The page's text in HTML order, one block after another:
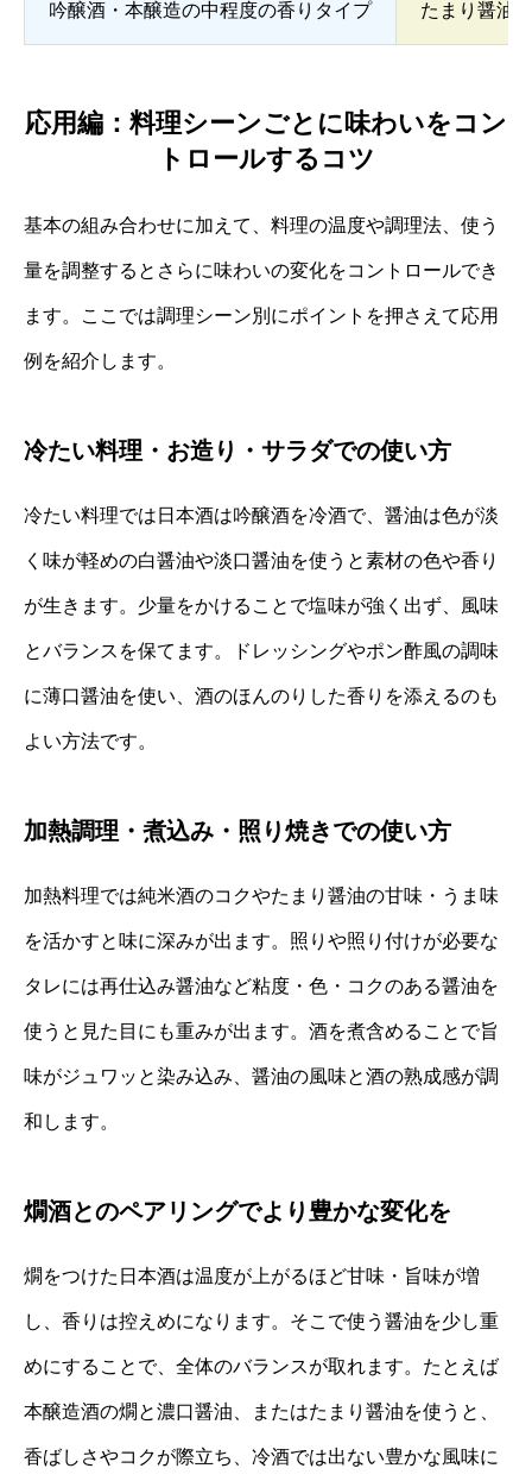
吟醸酒・本醸造の中程度の香りタイプ たまり醤油
応用編：料理シーンごとに味わいをコン
トロールするコツ
基本の組み合わせに加えて、料理の温度や調理法、使う
量を調整するとさらに味わいの変化をコントロールでき
ます。ここでは調理シーン別にポイントを押さえて応用
例を紹介します。
冷たい料理・お造り・サラダでの使い方
冷たい料理では日本酒は吟醸酒を冷酒で、醤油は色が淡
く味が軽めの白醤油や淡口醤油を使うと素材の色や香り
が生きます。少量をかけることで塩味が強く出ず、風味
とバランスを保てます。ドレッシングやポン酢風の調味
に薄口醤油を使い、酒のほんのりした香りを添えるのも
よい方法です。
加熱調理・煮込み・照り焼きでの使い方
加熱料理では純米酒のコクやたまり醤油の甘味・うま味
を活かすと味に深みが出ます。照りや照り付けが必要な
タレには再仕込み醤油など粘度・色・コクのある醤油を
使うと見た目にも重みが出ます。酒を煮含めることで旨
味がジュワッと染み込み、醤油の風味と酒の熟成感が調
和します。
燗酒とのペアリングでより豊かな変化を
燗をつけた日本酒は温度が上がるほど甘味・旨味が増
し、香りは控えめになります。そこで使う醤油を少し重
めにすることで、全体のバランスが取れます。たとえば
本醸造酒の燗と濃口醤油、またはたまり醤油を使うと、
香ばしさやコクが際立ち、冷酒では出ない豊かな風味に